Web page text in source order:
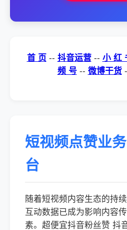
首 页 -- 抖音运营-- 小 红
频 号-- 微博干货
短视频点赞业
台
随着短视频内容生态的持
互动数据已成为影响内容
素。超便宜抖音粉丝赞 抖